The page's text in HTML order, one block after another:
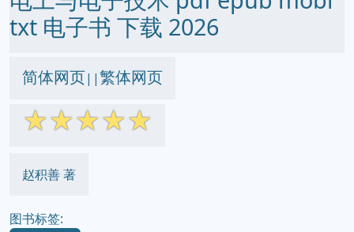
txt 电子书 下载 2026
简体网页||繁体网页
☆☆☆☆☆
赵积善 著
图书标签: